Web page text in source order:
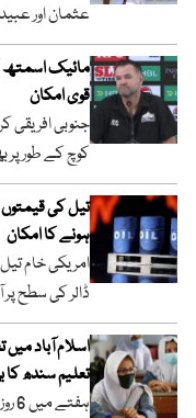
عثمان اور
مائیک اسمتھ
قوی امکان
جنوبی
کوچ کے طور
تیل کی
ہونے کا امکان
ڈالر کی سطح پر
اسلام آباد
تعلیم سندھ کا